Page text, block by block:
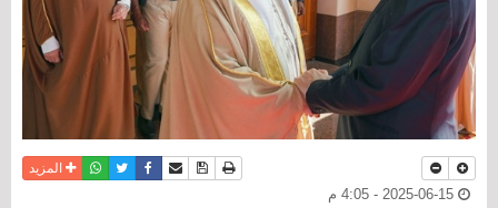
نسخة للطباعة
حفظ الموضوع
أرسل الى صديق
فيسبوكتويترواتسابالمزيد